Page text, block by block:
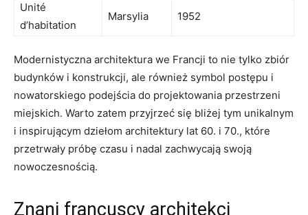
Unité⁢
d’habitation
Marsylia 1952
Modernistyczna architektura​ we Francji to nie tylko zbiór
budynków⁢ i konstrukcji, ale⁣ również symbol postępu i
nowatorskiego podejścia do projektowania⁣ przestrzeni
miejskich.‍ Warto zatem przyjrzeć się⁢ bliżej tym unikalnym
i ⁢inspirującym dziełom architektury lat ‌60. i 70., które
przetrwały próbę czasu i nadal zachwycają swoją
nowoczesnością.
Znani francuscy architekci